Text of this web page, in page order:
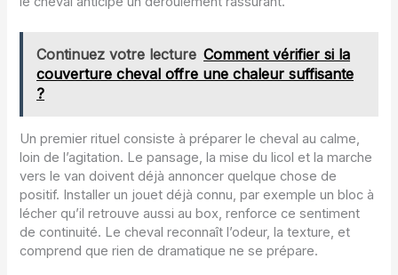
Continuez votre lecture Comment vérifier si la
couverture cheval offre une chaleur suffisante
?
Un premier rituel consiste à préparer le cheval au calme,
loin de l’agitation. Le pansage, la mise du licol et la marche
vers le van doivent déjà annoncer quelque chose de
positif. Installer un jouet déjà connu, par exemple un bloc à
lécher qu’il retrouve aussi au box, renforce ce sentiment
de continuité. Le cheval reconnaît l’odeur, la texture, et
comprend que rien de dramatique ne se prépare.